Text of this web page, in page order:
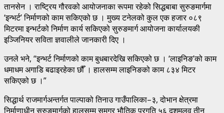
तानसेन । राष्ट्रिय गौरवको आयोजनाका रूपमा रहेको सिद्धबाबा सुरुङमार्गमा
‘इन्भर्ट’ निर्माणको काम सकिएको छ । मुख्य टनेलको कुल एक हजार ०८९
मिटरमा इन्भर्टको निर्माण कार्य सकिएको सुरुङमार्ग आयोजना कार्यालयकी
इञ्जिनियर सविता ज्ञवालीले जानकारी दिए ।
उनले भने, “इन्भर्ट निर्माणको काम बुधबारदेखि सकिएको छ । ‘लाइनिङ’को काम
धमाधम अगाडि बढाइरहेका छौँ । हालसम्म लाइनिङको काम ८३४ मिटर
सकिएको छ ।”
सिद्धार्थ राजमार्गअन्तर्गत पाल्पाको तिनाउ गाउँपालिका–३, दोभान क्षेत्रमा
निर्माणाधीन सुरुङमार्गको हालसम्म समग्र भौतिक प्रगति ५६ दशमलव तीन